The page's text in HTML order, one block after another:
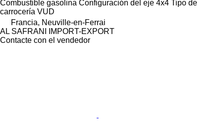
Combustible gasolina Configuración del eje 4x4 Tipo de
carrocería VUD
Francia, Neuville-en-Ferrai
AL SAFRANI IMPORT-EXPORT
Contacte con el vendedor